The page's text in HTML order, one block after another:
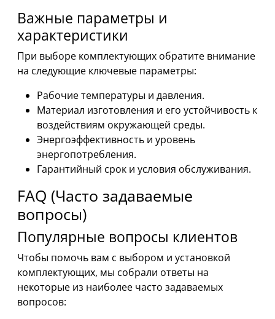
Важные параметры и
характеристики
При выборе комплектующих обратите внимание
на следующие ключевые параметры:
Рабочие температуры и давления.
Материал изготовления и его устойчивость к
воздействиям окружающей среды.
Энергоэффективность и уровень
энергопотребления.
Гарантийный срок и условия обслуживания.
FAQ (Часто задаваемые
вопросы)
Популярные вопросы клиентов
Чтобы помочь вам с выбором и установкой
комплектующих, мы собрали ответы на
некоторые из наиболее часто задаваемых
вопросов: